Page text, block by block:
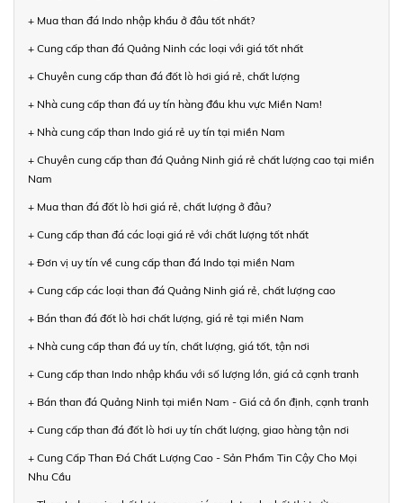
+ Mua than đá Indo nhập khẩu ở đâu tốt nhất?
+ Cung cấp than đá Quảng Ninh các loại với giá tốt nhất
+ Chuyên cung cấp than đá đốt lò hơi giá rẻ, chất lượng
+ Nhà cung cấp than đá uy tín hàng đầu khu vực Miền Nam!
+ Nhà cung cấp than Indo giá rẻ uy tín tại miền Nam
+ Chuyên cung cấp than đá Quảng Ninh giá rẻ chất lượng cao tại miền
Nam
+ Mua than đá đốt lò hơi giá rẻ, chất lượng ở đâu?
+ Cung cấp than đá các loại giá rẻ với chất lượng tốt nhất
+ Đơn vị uy tín về cung cấp than đá Indo tại miền Nam
+ Cung cấp các loại than đá Quảng Ninh giá rẻ, chất lượng cao
+ Bán than đá đốt lò hơi chất lượng, giá rẻ tại miền Nam
+ Nhà cung cấp than đá uy tín, chất lượng, giá tốt, tận nơi
+ Cung cấp than Indo nhập khẩu với số lượng lớn, giá cả cạnh tranh
+ Bán than đá Quảng Ninh tại miền Nam - Giá cả ổn định, cạnh tranh
+ Cung cấp than đá đốt lò hơi uy tín chất lượng, giao hàng tận nơi
+ Cung Cấp Than Đá Chất Lượng Cao - Sản Phẩm Tin Cậy Cho Mọi
Nhu Cầu